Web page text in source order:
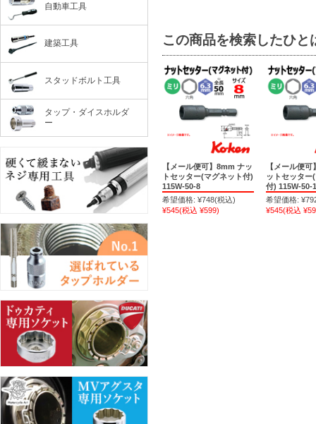
この商品を検索したひ
【メール便可】8mm ナッ
トセッター(マグネット付)
115W-50-8
希望価格: ¥748(税込)
¥545(税込 ¥599)
【メール便
ットセッター
付) 115W-50-
希望価格:
¥545(税込
自動車工具
建築工具
スタッドボルト工具
タップ・ダイスホルダ
ー